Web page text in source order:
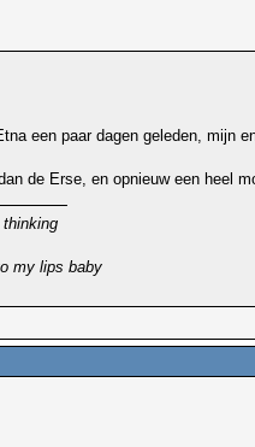
een paar dagen geleden, mijn
de Erse, en opnieuw een heel
my lips baby